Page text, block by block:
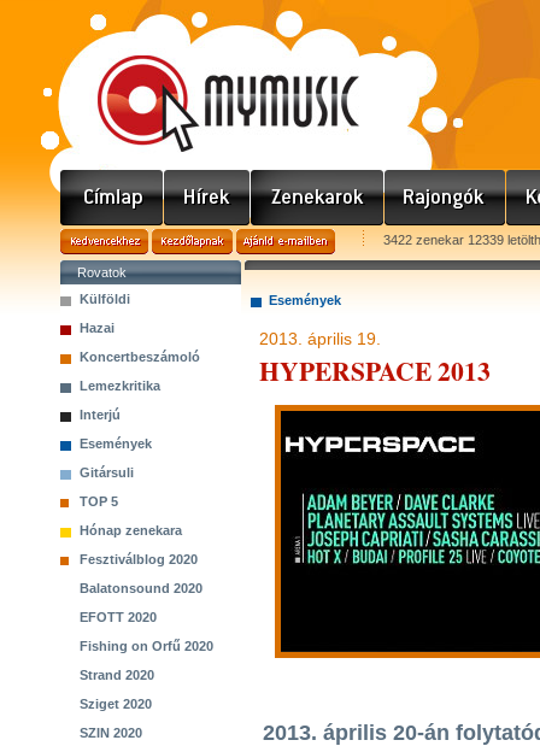
3422 zenekar 12339
Rovatok
Külföldi
Hazai
Koncertbeszámoló
Lemezkritika
Interjú
Események
Gitársuli
TOP 5
Hónap zenekara
Fesztiválblog 2020
Balatonsound 2020
EFOTT 2020
Fishing on Orfű 2020
Strand 2020
Sziget 2020
SZIN 2020
Események
2013. április 19.
HYPERSPACE 2013
2013. április 20-án